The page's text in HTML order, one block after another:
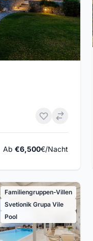
Ab€6,500€/Nacht
Familiengruppen-Villen
Svetionik Grupa Vile
Pool